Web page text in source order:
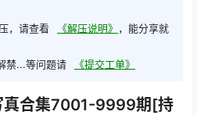
，请查看
《解压说明》 ，能分享就
禁...等问题请
《提交工单》
真合集7001-9999期[持